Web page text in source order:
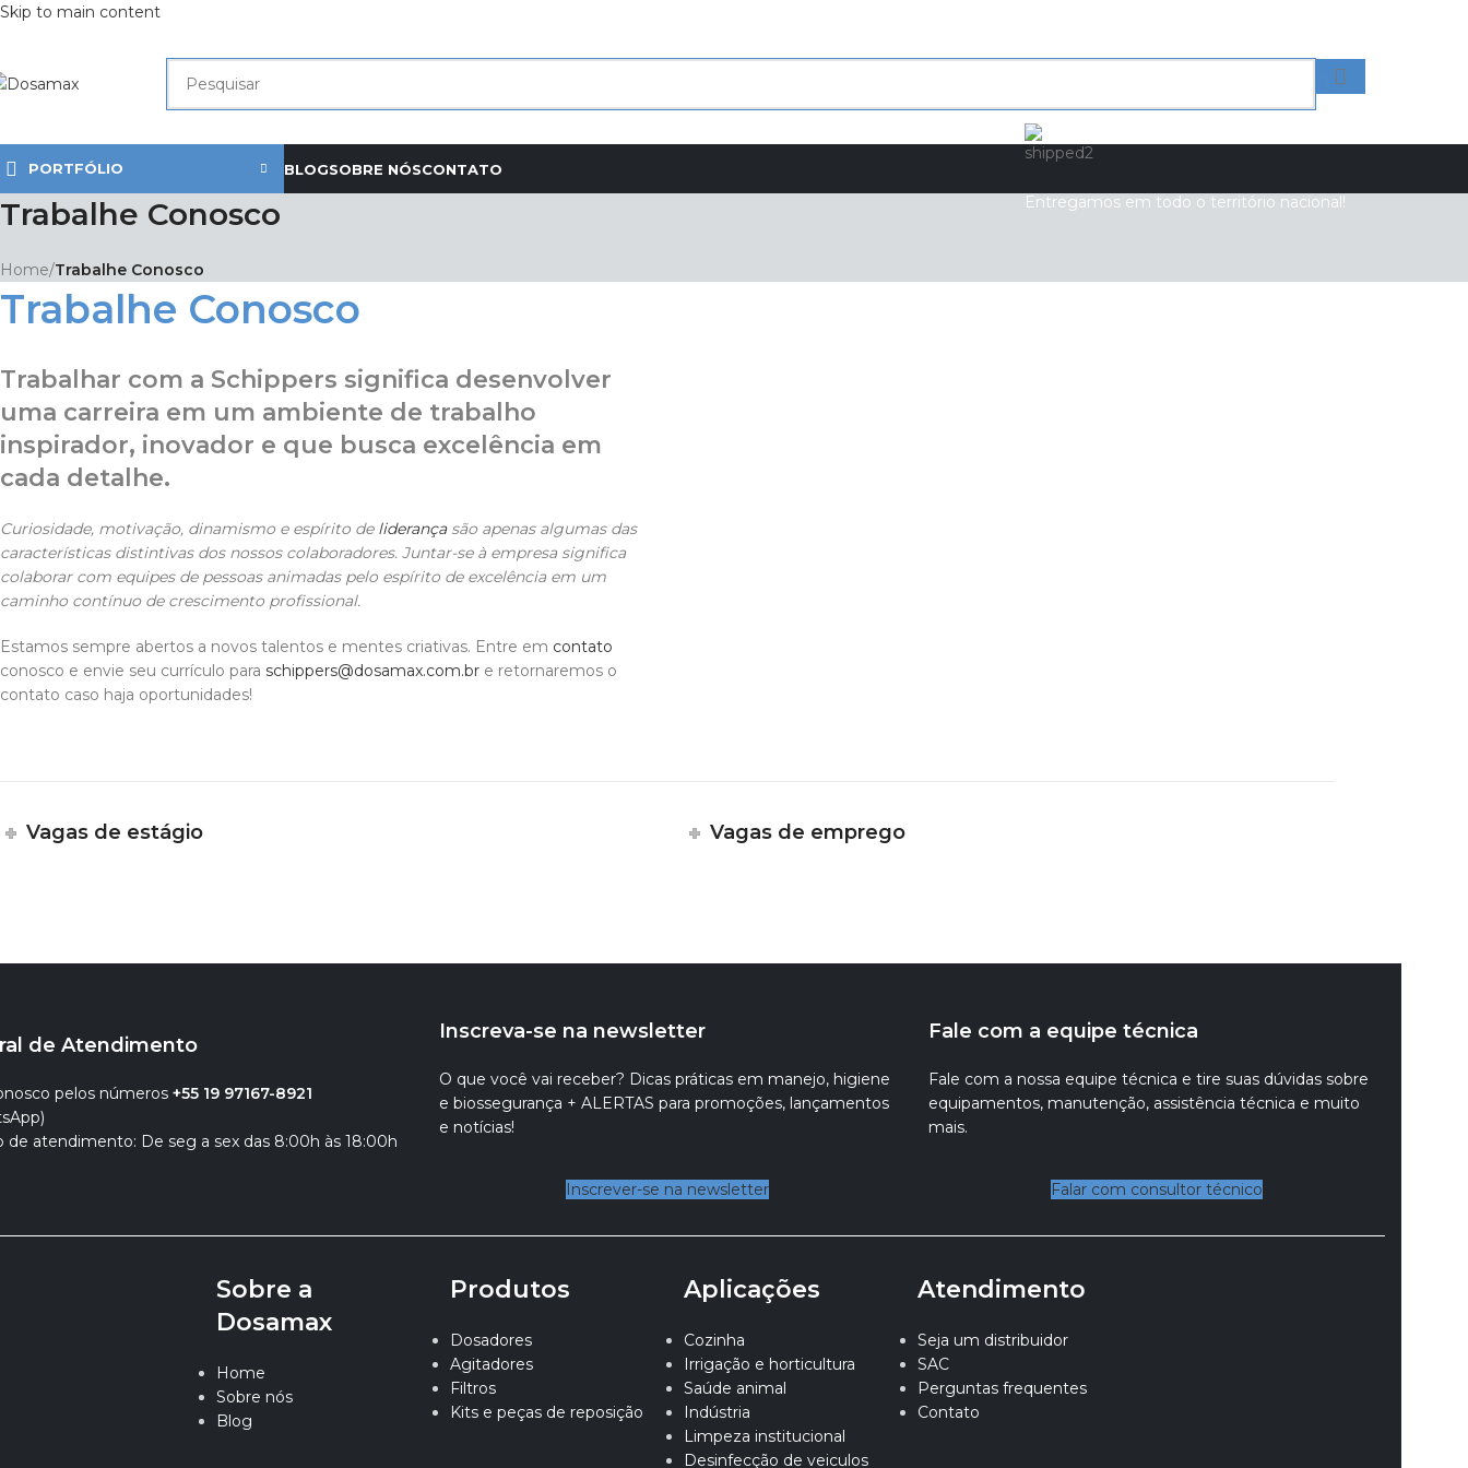
Skip to main content
PORTFÓLIO BLOGSOBRE NÓSCONTATO
Entregamos em todo o território nacional!
Trabalhe Conosco
Home/Trabalhe Conosco
Trabalhe Conosco
Trabalhar com a Schippers significa desenvolver
uma carreira em um ambiente de trabalho
inspirador, inovador e que busca excelência em
cada detalhe.
Curiosidade, motivação, dinamismo e espírito de liderançasão apenas algumas das
características distintivas dos nossos colaboradores. Juntar-se à empresa significa
colaborar com equipes de pessoas animadas pelo espírito de excelência em um
caminho contínuo de crescimento profissional.
Estamos sempre abertos a novos talentos e mentes criativas. Entre em contato
conosco e envie seu currículo para schippers@dosamax.com.br e retornaremos o
contato caso haja oportunidades!
Vagas de estágio Vagas de emprego
de Atendimento
pelos números +55 19 97167-8921
de atendimento: De seg a sex das 8:00h às 18:00h
Inscreva-se na newsletter
O que você vai receber? Dicas práticas em manejo, higiene
e biossegurança + ALERTAS para promoções, lançamentos
e notícias!
Inscrever-se na newsletter
Fale com a equipe técnica
Fale com a nossa equipe técnica e tire suas dúvidas sobre
equipamentos, manutenção, assistência técnica e muito
mais.
Falar com consultor técnico
Sobre a
Dosamax
Home
Sobre nós
Blog
Produtos
Dosadores
Agitadores
Filtros
Kits e peças de reposição
Aplicações
Cozinha
Irrigação e horticultura
Saúde animal
Indústria
Limpeza institucional
Desinfecção de veiculos
Atendimento
Seja um distribuidor
SAC
Perguntas frequentes
Contato